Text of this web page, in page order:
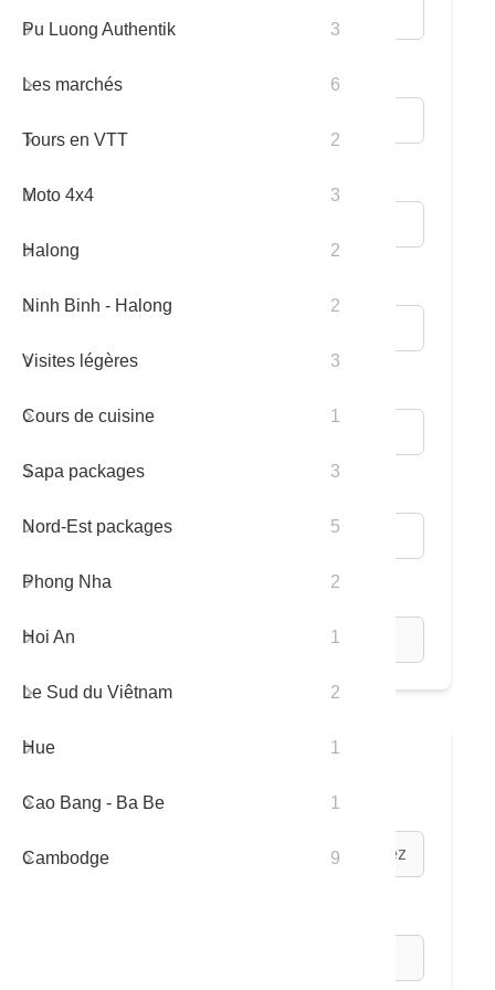
* Email:
Adultes / Enfants:
* Programme du Tour:
3
Pu Luong Authentik
6
Les marchés
2
Tours en VTT
3
Moto 4x4
2
Halong
2
Ninh Binh - Halong
3
Visites légères
1
Cours de cuisine
3
Sapa packages
5
Nord-Est packages
2
Phong Nha
1
Hoi An
2
Le Sud du Viêtnam
1
Hue
1
Cao Bang - Ba Be
9
Cambodge
15 jours